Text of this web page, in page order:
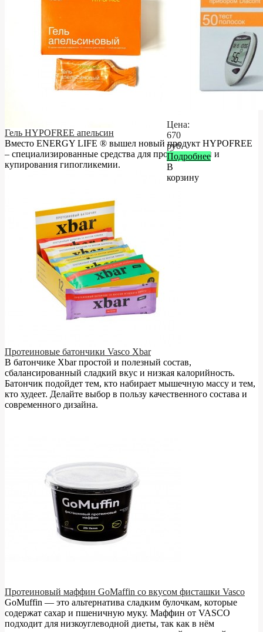
Гель HYPOFREE апельсин
Вместо ENERGY LIFE ® вышел новый продукт HYPOFREE
– cпециализированные средства для профилактики и
купирования гипогликемии.
Протеиновые батончики Vasco Xbar
В батончике Xbar простой и полезный состав,
сбалансированный сладкий вкус и низкая калорийность.
Батончик подойдет тем, кто набирает мышечную массу и тем,
кто худеет. Делайте выбор в пользу качественного состава и
современного дизайна.
Протеиновый маффин GoMaffin со вкусом фисташки Vasco
GoMuffin — это альтернатива сладким булочкам, которые
содержат сахар и пшеничную муку. Маффин от VASCO
подходит для низкоуглеводной диеты, так как в нём
Цена:
670
руб.
Подробнее
В
корзину